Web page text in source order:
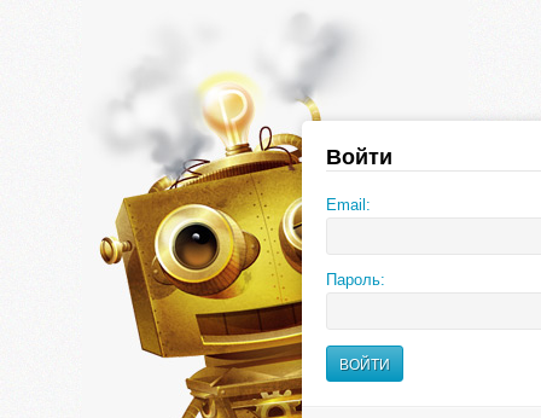
Войти
Email:
Пароль: